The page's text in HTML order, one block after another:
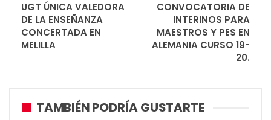
UGT ÚNICA VALEDORA
DE LA ENSEÑANZA
CONCERTADA EN
MELILLA
CONVOCATORIA DE
INTERINOS PARA
MAESTROS Y PES EN
ALEMANIA CURSO 19-
20.
TAMBIÉN PODRÍA GUSTARTE